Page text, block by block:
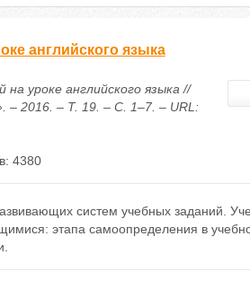
английского языка
уроке английского языка //
2016. – Т. 19. – С. 1–7. – URL:
4380
систем учебных заданий.
этапа самоопределения в